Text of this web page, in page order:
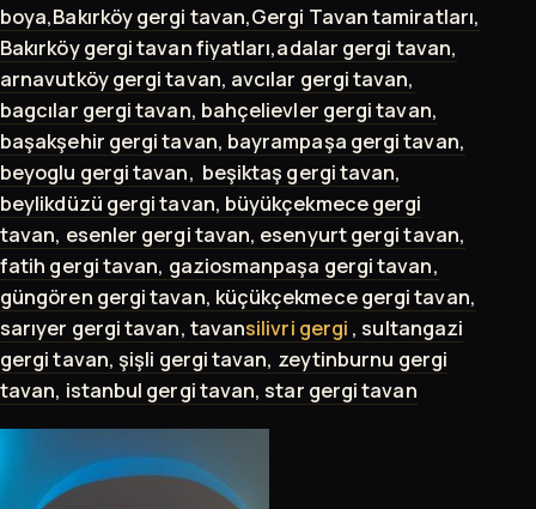
boya,Bakırköy gergi tavan,Gergi Tavan tamiratları,
Bakırköy gergi tavan fiyatları,adalar gergi tavan,
arnavutköy gergi tavan, avcılar gergi tavan,
bagcılar gergi tavan, bahçelievler gergi tavan,
başakşehir gergi tavan, bayrampaşa gergi tavan,
beyoglu gergi tavan, beşiktaş gergi tavan,
beylikdüzü gergi tavan, büyükçekmece gergi
tavan, esenler gergi tavan, esenyurt gergi tavan,
fatih gergi tavan, gaziosmanpaşa gergi tavan,
güngören gergi tavan, küçükçekmece gergi tavan,
sarıyer gergi tavan, tavansilivri gergi , sultangazi
gergi tavan, şişli gergi tavan, zeytinburnu gergi
tavan, istanbul gergi tavan, star gergi tavan